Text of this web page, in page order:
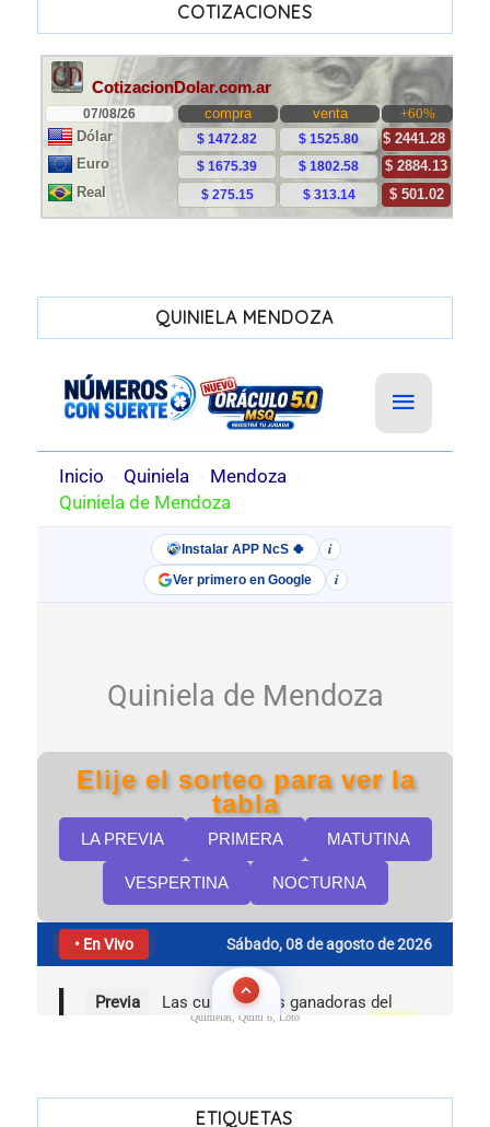
COTIZACIONES
QUINIELA MENDOZA
Quinielas, Quini 6, Loto
ETIQUETAS